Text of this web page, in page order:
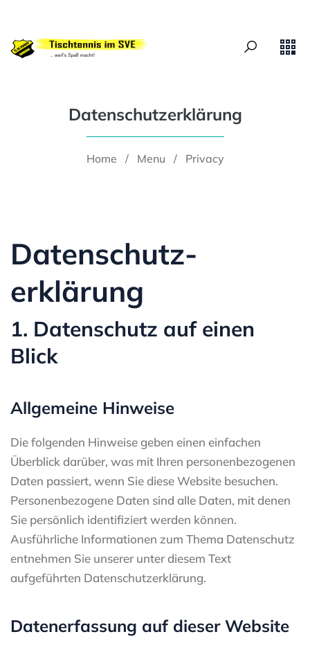
Datenschutzerklärung
Home / Menu / Privacy
Datenschutz­
erklärung
1. Datenschutz auf einen
Blick
Allgemeine Hinweise
Die folgenden Hinweise geben einen einfachen
Überblick darüber, was mit Ihren personenbezogenen
Daten passiert, wenn Sie diese Website besuchen.
Personenbezogene Daten sind alle Daten, mit denen
Sie persönlich identifiziert werden können.
Ausführliche Informationen zum Thema Datenschutz
entnehmen Sie unserer unter diesem Text
aufgeführten Datenschutzerklärung.
Datenerfassung auf dieser Website